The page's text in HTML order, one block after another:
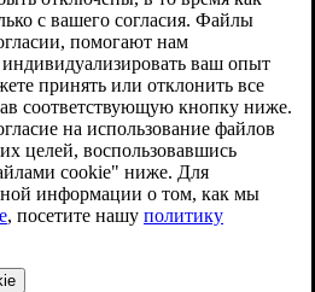
с вашего согласия. Файлы
помогают нам
ваш опыт
принять или отклонить все
соответствующую кнопку ниже.
на использование файлов
целей, воспользовавшись
cookie" ниже. Для
информации о том, как мы
, посетите нашу политику